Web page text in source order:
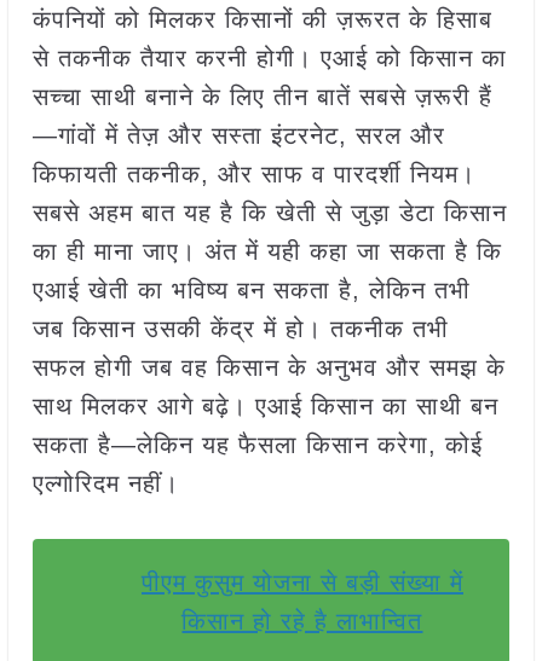
कंपनियों को मिलकर किसानों की ज़रूरत के हिसाब
से तकनीक तैयार करनी होगी। एआई को किसान का
सच्चा साथी बनाने के लिए तीन बातें सबसे ज़रूरी हैं
—गांवों में तेज़ और सस्ता इंटरनेट, सरल और
किफायती तकनीक, और साफ व पारदर्शी नियम।
सबसे अहम बात यह है कि खेती से जुड़ा डेटा किसान
का ही माना जाए। अंत में यही कहा जा सकता है कि
एआई खेती का भविष्य बन सकता है, लेकिन तभी
जब किसान उसकी केंद्र में हो। तकनीक तभी
सफल होगी जब वह किसान के अनुभव और समझ के
साथ मिलकर आगे बढ़े। एआई किसान का साथी बन
सकता है—लेकिन यह फैसला किसान करेगा, कोई
एल्गोरिदम नहीं।
पीएम कुसुम योजना से बड़ी संख्या में
किसान हो रहे है लाभान्वित